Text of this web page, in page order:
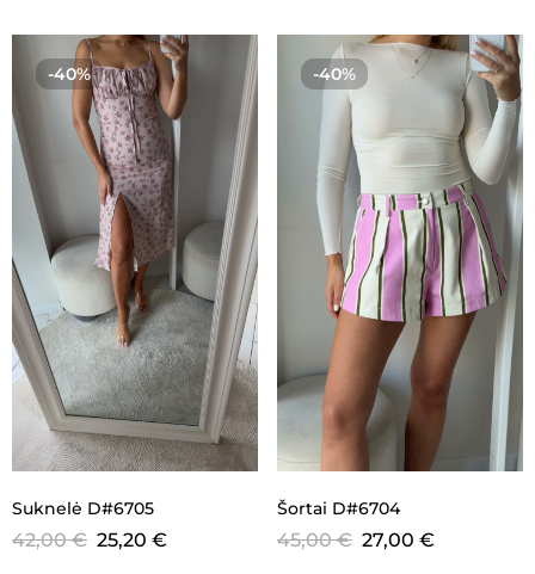
-40%
Suknelė D#6705
42,00€ 25,20 €
-40%
Šortai D#6704
45,00€ 27,00 €